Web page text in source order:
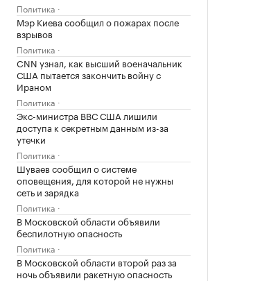
Политика
Мэр Киева сообщил о пожарах после
взрывов
Политика
CNN узнал, как высший военачальник
США пытается закончить войну с
Ираном
Политика
Экс-министра ВВС США лишили
доступа к секретным данным из-за
утечки
Политика
Шуваев сообщил о системе
оповещения, для которой не нужны
сеть и зарядка
Политика
В Московской области объявили
беспилотную опасность
Политика
В Московской области второй раз за
ночь объявили ракетную опасность